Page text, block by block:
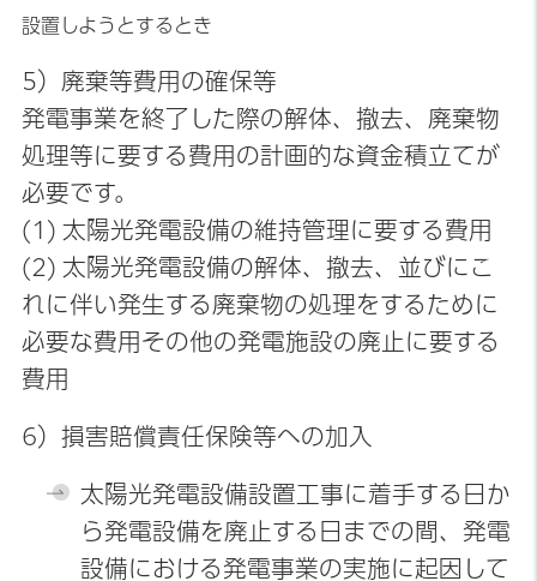
設置しようとするとき
5）廃棄等費用の確保等
発電事業を終了した際の解体、撤去、廃棄物
処理等に要する費用の計画的な資金積立てが
必要です。
(1) 太陽光発電設備の維持管理に要する費用
(2) 太陽光発電設備の解体、撤去、並びにこ
れに伴い発生する廃棄物の処理をするために
必要な費用その他の発電施設の廃止に要する
費用
6）損害賠償責任保険等への加入
太陽光発電設備設置工事に着手する日か
ら発電設備を廃止する日までの間、発電
設備における発電事業の実施に起因して